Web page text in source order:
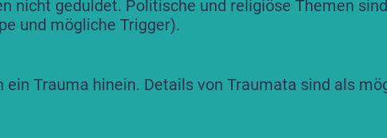
nicht geduldet. Politische und religiöse Themen
und mögliche Trigger).
ein Trauma hinein. Details von Traumata sind als